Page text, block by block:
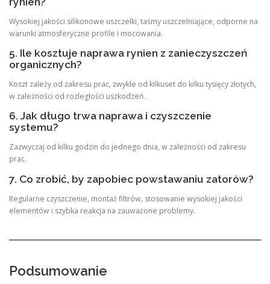
Wysokiej jakości silikonowe uszczelki, taśmy uszczelniające, odporne na
warunki atmosferyczne profile i mocowania.
5. Ile kosztuje naprawa rynien z zanieczyszczeń
organicznych?
Koszt zależy od zakresu prac, zwykle od kilkuset do kilku tysięcy złotych,
w zależności od rozległości uszkodzeń.
6. Jak długo trwa naprawa i czyszczenie
systemu?
Zazwyczaj od kilku godzin do jednego dnia, w zależności od zakresu
prac.
7. Co zrobić, by zapobiec powstawaniu zatorów?
Regularne czyszczenie, montaż filtrów, stosowanie wysokiej jakości
elementów i szybka reakcja na zauważone problemy.
Podsumowanie